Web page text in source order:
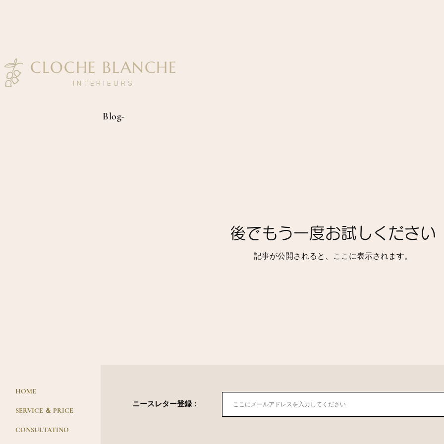
CLOCHE BLANCHE
I N T E R I E U R S
Blog-
後でもう一度お試しください
記事が公開されると、ここに表示されます。
ニースレター登録：
HOME
SERVICE ＆ PRICE
CONSULTATINO